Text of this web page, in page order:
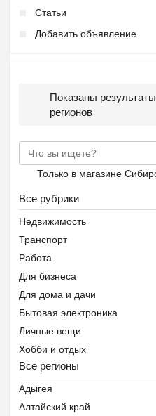
Подготовка к школе ОБР...
Летний городской лагер...
Пятигорск
Частный детский сад ОБ...
₽
Пятигорск
Статьи
Добавить объявление
Показаны
регионов
Только в магазине
Все рубрики
Недвижимость
Транспорт
Работа
Для бизнеса
Для дома и дачи
Бытовая электроника
Личные вещи
Хобби и отдых
Животные
Предложение услуг
Знакомства
Все регионы
Адыгея
Алтайский край